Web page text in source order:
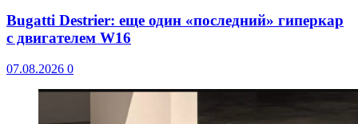
Bugatti Destrier: еще один «последний» гиперкар
с двигателем W16
07.08.2026 0